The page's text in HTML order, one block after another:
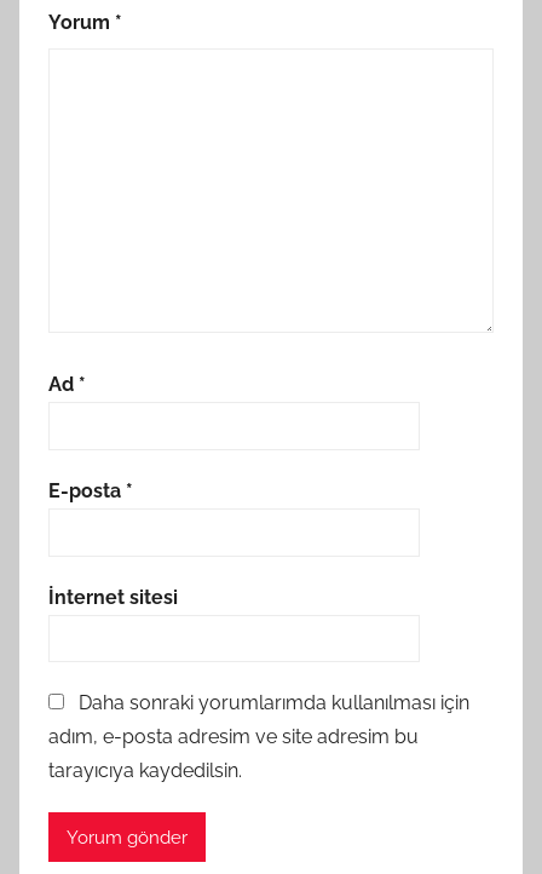
Yorum *
Ad *
E-posta *
İnternet sitesi
Daha sonraki yorumlarımda kullanılması için
adım, e-posta adresim ve site adresim bu
tarayıcıya kaydedilsin.